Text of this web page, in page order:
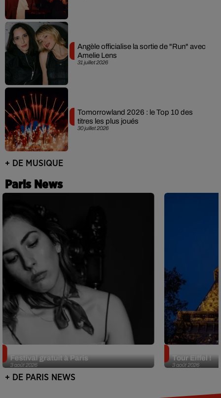
31 juillet 2026
Angèle officialise la sortie de "Run" avec
Amelie Lens
30 juillet 2026
Tomorrowland 2026 : le Top 10 des
titres les plus joués
+ DE MUSIQUE
Paris News
3 août 2026
Festival gratuit à Paris
3 août 2026
Tour Eiffel !
+ DE PARIS NEWS